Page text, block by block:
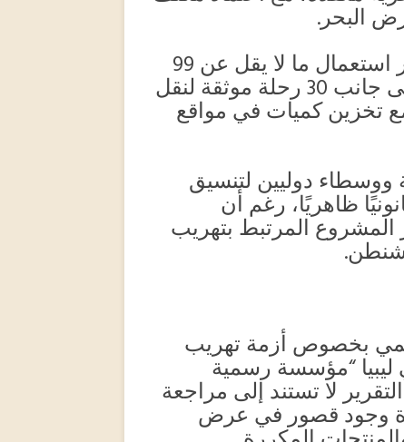
البحر.
وفيما يتعلق بالبنية اللوجستية، وثّق التقرير استعمال ما لا يقل عن 99
حاوية و22 خزانًا عائمًا و24 ناقلة بحرية، إلى جانب 30 رحلة موثقة لنقل
مع تخزين كميات في مواقع
دوليين لتنسيق
ظاهريًا، رغم أن
المشروع المرتبط بتهريب
بخصوص أزمة تهريب
“مؤسسة رسمية
لا تستند إلى مراجعة
وجود قصور في عرض